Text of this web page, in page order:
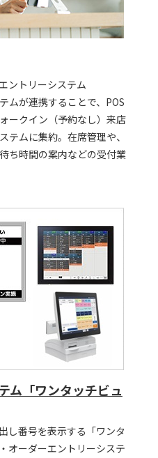
ントリーシステム
が連携することで、POS
ークイン（予約なし）来店
テムに集約。在席管理や、
ち時間の案内などの受付業
ム「ワンタッチビュ
し番号を表示する「ワンタ
オーダーエントリーシステ